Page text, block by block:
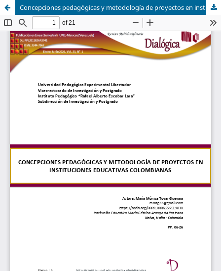
Concepciones pedagógicas y metodología de proyectos en instituciones educativas colombianas